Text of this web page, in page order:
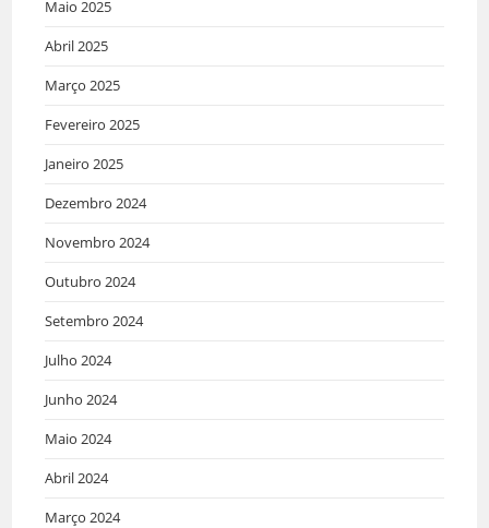
Maio 2025
Abril 2025
Março 2025
Fevereiro 2025
Janeiro 2025
Dezembro 2024
Novembro 2024
Outubro 2024
Setembro 2024
Julho 2024
Junho 2024
Maio 2024
Abril 2024
Março 2024